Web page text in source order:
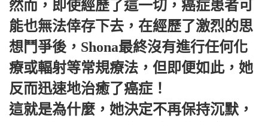
然而，即使經歷了這一切，癌症患者可
能也無法倖存下去，在經歷了激烈的思
想鬥爭後，Shona最終沒有進行任何化
療或輻射等常規療法，但即便如此，她
反而迅速地治癒了癌症！
這就是為什麼，她決定不再保持沉默，